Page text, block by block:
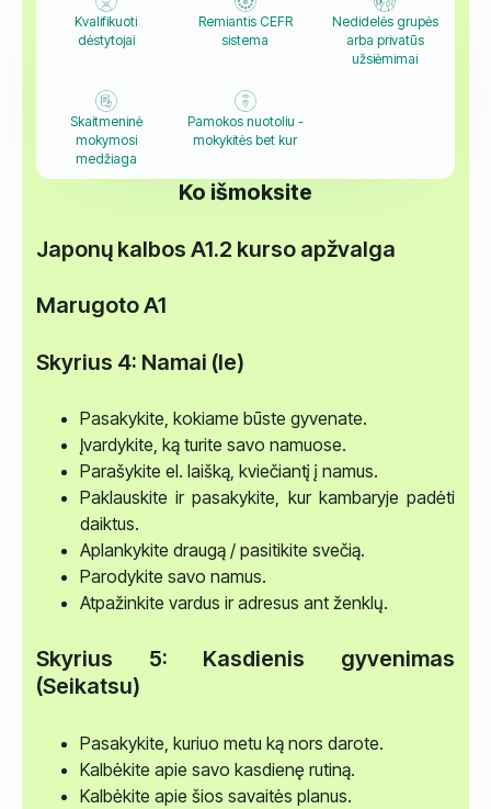
Kvalifikuoti
dėstytojai
Remiantis CEFR
sistema
Nedidelės grupės
arba privatūs
užsiėmimai
Skaitmeninė
mokymosi
medžiaga
Pamokos nuotoliu -
mokykitės bet kur
Ko išmoksite
Japonų kalbos A1.2 kurso apžvalga
Marugoto A1
Skyrius 4: Namai (Ie)
Pasakykite, kokiame būste gyvenate.
Įvardykite, ką turite savo namuose.
Parašykite el. laišką, kviečiantį į namus.
Paklauskite ir pasakykite, kur kambaryje padėti
daiktus.
Aplankykite draugą / pasitikite svečią.
Parodykite savo namus.
Atpažinkite vardus ir adresus ant ženklų.
Skyrius 5: Kasdienis gyvenimas
(Seikatsu)
Pasakykite, kuriuo metu ką nors darote.
Kalbėkite apie savo kasdienę rutiną.
Kalbėkite apie šios savaitės planus.